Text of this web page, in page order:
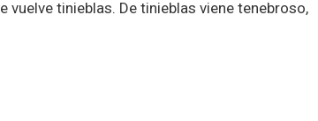
vuelve tinieblas. De tinieblas viene tenebroso,